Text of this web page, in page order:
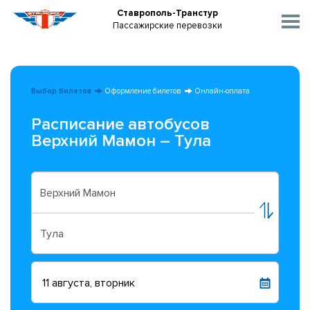
Ставрополь-Транстур
Пассажирские перевозки
Выбор билетов Оформление билетов Онлайн-оплата
Расписание автобусов
Верхний Мамон – Тула